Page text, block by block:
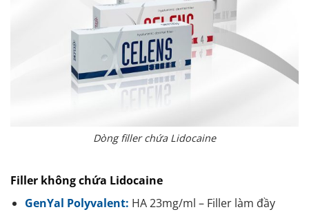
Dòng filler chứa Lidocaine
Filler không chứa Lidocaine
GenYal Polyvalent: HA 23mg/ml – Filler làm đầy